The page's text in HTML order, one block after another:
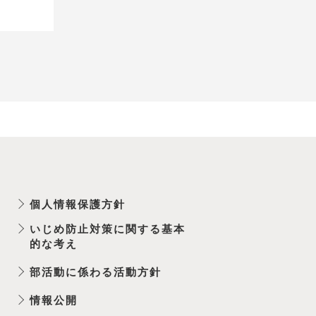
個人情報保護方針
いじめ防止対策に関する基本
的な考え
部活動に係わる活動方針
情報公開